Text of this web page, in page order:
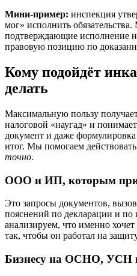
Мини-пример: инспекция
мог» исполнить
подтверждающие исполнение
правовую позицию по
Кому подойдёт
делать
Максимальную пользу получает
налоговой «наугад» и
документ и даже
итог. Мы помогаем
точно.
ООО и ИП, которым
Это запросы документов,
пояснений по декларации и
анализируем, что именно
так, чтобы он работал на
Бизнесу на ОСНО, УСН